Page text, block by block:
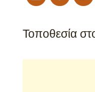
Τοποθεσία